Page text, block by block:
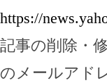
https://
記事の削除・
のメールアド